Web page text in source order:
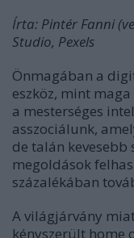
Írta: Pintér Fanni
Studio, Pexels
Önmagában a
eszköz, mint
a mesterséges
asszociálunk,
de talán
megoldások
százalékában
A világjárvány
kényszerült home